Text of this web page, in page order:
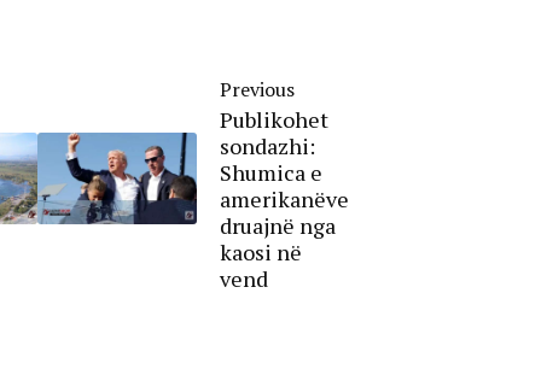
Previous
Publikohet
sondazhi:
Shumica e
amerikanëve
druajnë nga
kaosi në
vend